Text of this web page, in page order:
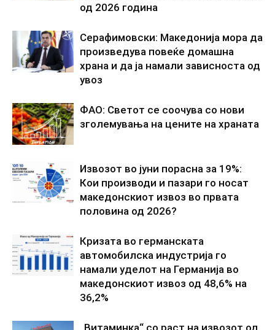
од 2026 година
Серафимовски: Македонија мора да
произведува повеќе домашна
храна и да ја намали зависноста од
увоз
ФАО: Светот се соочува со нови
зголемувања на цените на храната
Извозот во јуни порасна за 19%:
Кои производи и пазари го носат
македонскиот извоз во првата
половина од 2026?
Кризата во германската
автомобилска индустрија го
намали уделот на Германија во
македонскиот извоз од 48,6% на
36,2%
„Витаминка“ со раст на извозот од